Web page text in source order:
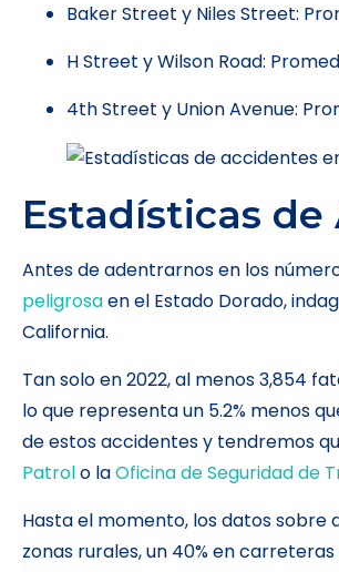
Baker Street y Niles Street:
H Street y Wilson Road:
4th Street y Union Avenue:
Estadísticas
Antes de adentrarnos en los
peligrosaen el Estado Dorado,
California.
Tan solo en 2022, al menos 3,854
lo que representa un 5.2% menos
de estos accidentes y tendremos
Patrolo laOficina de Seguridad de
Hasta el momento, los datos sobre
zonas rurales, un 40% en